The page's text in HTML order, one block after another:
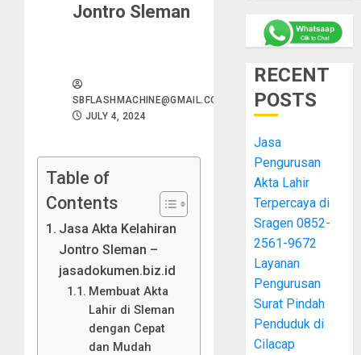
Jontro Sleman
SBFLASHMACHINE@GMAIL.COM
JULY 4, 2024
Table of
Contents
Jasa Akta Kelahiran
Jontro Sleman –
jasadokumen.biz.id
Membuat Akta
Lahir di Sleman
dengan Cepat
dan Mudah
RECENT
POSTS
Jasa
Pengurusan
Akta Lahir
Terpercaya di
Sragen 0852-
2561-9672
Layanan
Pengurusan
Surat Pindah
Penduduk di
Cilacap